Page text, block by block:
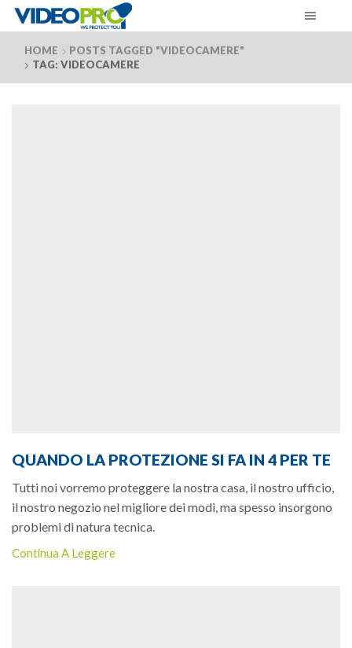
HOME
POSTS TAGGED "VIDEOCAMERE"
TAG: VIDEOCAMERE
QUANDO LA PROTEZIONE SI FA IN 4 PER TE
Tutti noi vorremo proteggere la nostra casa, il nostro ufficio,
il nostro negozio nel migliore dei modi, ma spesso insorgono
problemi di natura tecnica.
Continua A Leggere